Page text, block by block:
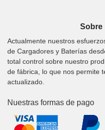
Sobre
Actualmente nuestros
de Cargadores y Baterías
total control sobre nuestro
de fábrica, lo que nos permite
actualizado.
Nuestras formas de pago